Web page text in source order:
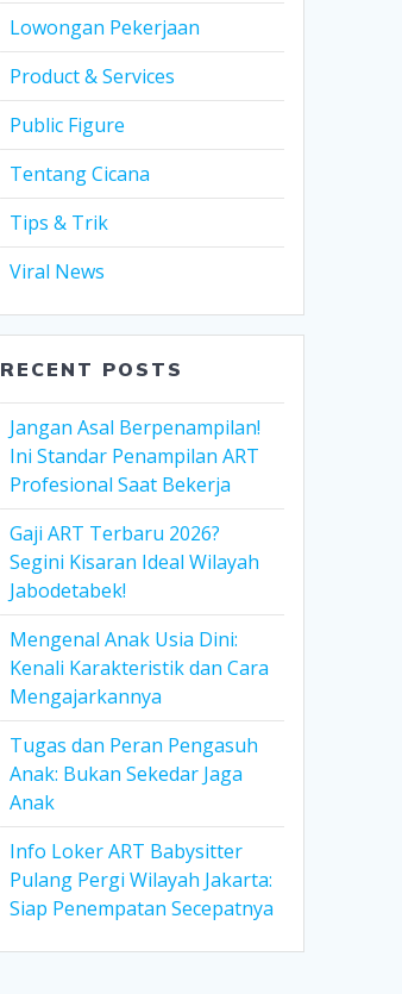
Lowongan Pekerjaan
Product & Services
Public Figure
Tentang Cicana
Tips & Trik
Viral News
RECENT POSTS
Jangan Asal Berpenampilan!
Ini Standar Penampilan ART
Profesional Saat Bekerja
Gaji ART Terbaru 2026?
Segini Kisaran Ideal Wilayah
Jabodetabek!
Mengenal Anak Usia Dini:
Kenali Karakteristik dan Cara
Mengajarkannya
Tugas dan Peran Pengasuh
Anak: Bukan Sekedar Jaga
Anak
Info Loker ART Babysitter
Pulang Pergi Wilayah Jakarta:
Siap Penempatan Secepatnya